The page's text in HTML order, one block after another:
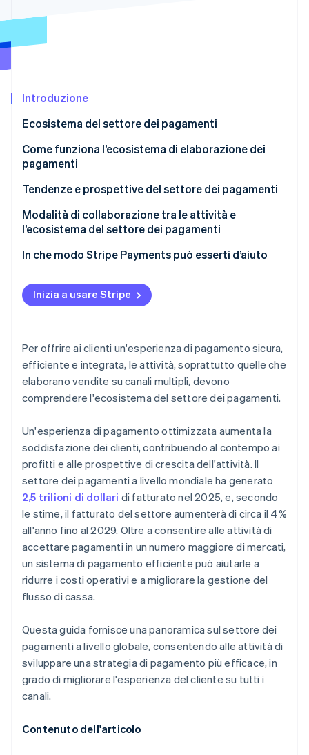
Prevenzione delle frodi
Climate
Identity
Verifica online dell'identità
Stripe Sessions 2026
Scopri come Stripe sta costruendo l'infrastruttura
Guarda ora
Introduzione
Ecosistema del settore dei pagamenti
Gli attori chiave del settore dei pagamenti
Come funziona l’ecosistema di elaborazione dei
pagamenti
Tendenze e prospettive del settore dei pagamenti
Quadro competitivo
Convergenza dei canali di vendita
Wallet
Autenticazione biometrica
Pagamenti IoT (Internet of Things)
Machine learning e intelligenza artificiale (IA)
Pagamenti in tempo reale
Pagamenti da conto a conto (A2A)
Pagamenti a rate
Stablecoin
Modalità di collaborazione tra le attività e
l’ecosistema del settore dei pagamenti
In che modo Stripe Payments può esserti d’aiuto
Inizia a usare Stripe
Per offrire ai clienti un'esperienza di pagamento sicura,
efficiente e integrata, le attività, soprattutto quelle che
elaborano vendite su canali multipli, devono
comprendere l'ecosistema del settore dei pagamenti.
Un'esperienza di pagamento ottimizzata aumenta la
soddisfazione dei clienti, contribuendo al contempo ai
profitti e alle prospettive di crescita dell'attività. Il
settore dei pagamenti a livello mondiale ha generato
2,5 trilioni di dollari di fatturato nel 2025, e, secondo
le stime, il fatturato del settore aumenterà di circa il 4%
all'anno fino al 2029. Oltre a consentire alle attività di
accettare pagamenti in un numero maggiore di mercati,
un sistema di pagamento efficiente può aiutarle a
ridurre i costi operativi e a migliorare la gestione del
flusso di cassa.
Questa guida fornisce una panoramica sul settore dei
pagamenti a livello globale, consentendo alle attività di
sviluppare una strategia di pagamento più efficace, in
grado di migliorare l'esperienza del cliente su tutti i
canali.
Contenuto dell'articolo